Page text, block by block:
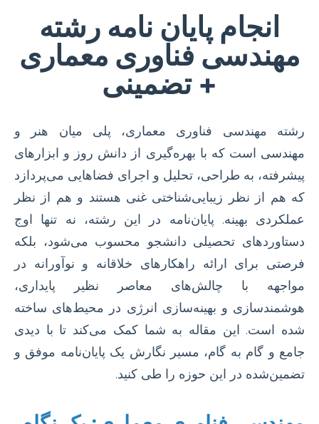
انجام پایان نامه رشته
مهندسی فناوری معماری
+ تضمینی
رشته مهندسی فناوری معماری، پلی میان هنر و
مهندسی است که با بهره‌گیری از دانش روز و ابزارهای
پیشرفته، به طراحی، تحلیل و اجرای فضاهایی می‌پردازد
که هم از نظر زیبایی‌شناختی غنی هستند و هم از نظر
عملکردی بهینه. پایان‌نامه در این رشته، نه تنها اوج
دستاوردهای تحصیلی دانشجو محسوب می‌شود، بلکه
فرصتی برای ارائه راهکارهای خلاقانه و نوآورانه در
مواجهه با چالش‌های معاصر نظیر پایداری،
هوشمندسازی و بهینه‌سازی انرژی در محیط‌های ساخته
شده است. این مقاله به شما کمک می‌کند تا با دیدی
جامع و گام به گام، مسیر نگارش یک پایان‌نامه موفق و
تضمین‌شده در این حوزه را طی کنید.